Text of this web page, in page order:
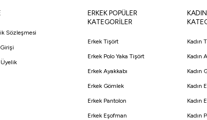
Sözleşmesi
ERKEK POPÜLER
KATEGORİLER
Erkek Tişört
Erkek Polo Yaka Tişört
Erkek Ayakkabı
Erkek Gömlek
Erkek Pantolon
Erkek Eşofman
Kadın
Kadın
Kadın
Kadın
Kadın
Kadın